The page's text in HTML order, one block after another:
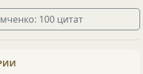
100 цитат